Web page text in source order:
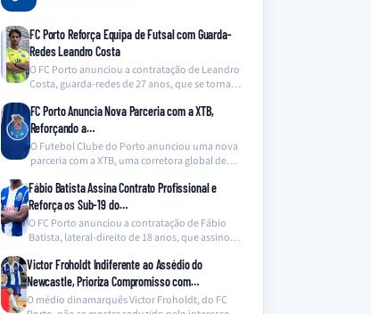
FC Porto Reforça Equipa de Futsal com Guarda-
Redes Leandro Costa
O FC Porto anunciou a contratação de Leandro
Costa, guarda-redes de 27 anos, que se torna…
FC Porto Anuncia Nova Parceria com a XTB,
Reforçando a…
O Futebol Clube do Porto anunciou uma nova
parceria com a XTB, uma corretora global de…
Fábio Batista Assina Contrato Profissional e
Reforça os Sub-19 do…
O FC Porto anunciou a contratação de Fábio
Batista, lateral-direito de 18 anos, que assinou
Victor Froholdt Indiferente ao Assédio do
Newcastle, Prioriza Compromisso com…
O médio dinamarquês Victor Froholdt, do FC